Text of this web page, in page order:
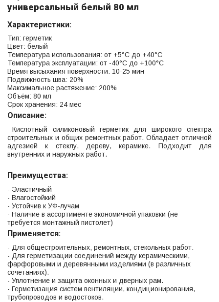
универсальный белый 80 мл
Характеристики:
Тип: герметик
Цвет: белый
Температура использования: от +5°C до +40°C
Температура эксплуатации: от -40°C до +100°C
Время высыхания поверхности: 10-25 мин
Подвижность шва: 20%
Максимальное растяжение: 200%
Объём: 80 мл
Срок хранения: 24 мес
Описание:
Кислотный силиконовый герметик для широкого спектра
строительных и общих ремонтных работ. Обладает отличной
адгезией к стеклу, дереву, керамике. Подходит для
внутренних и наружных работ.
Преимущества:
- Эластичный
- Влагостойкий
- Устойчив к УФ-лучам
- Наличие в ассортименте экономичной упаковки (не
требуется монтажный пистолет)
Применяется:
- Для общестроительных, ремонтных, стекольных работ.
- Для герметизации соединений между керамическими,
фарфоровыми и деревянными изделиями (в различных
сочетаниях).
- Уплотнение и защита оконных и дверных рам.
- Герметизация систем вентиляции, кондиционирования,
трубопроводов и водостоков.